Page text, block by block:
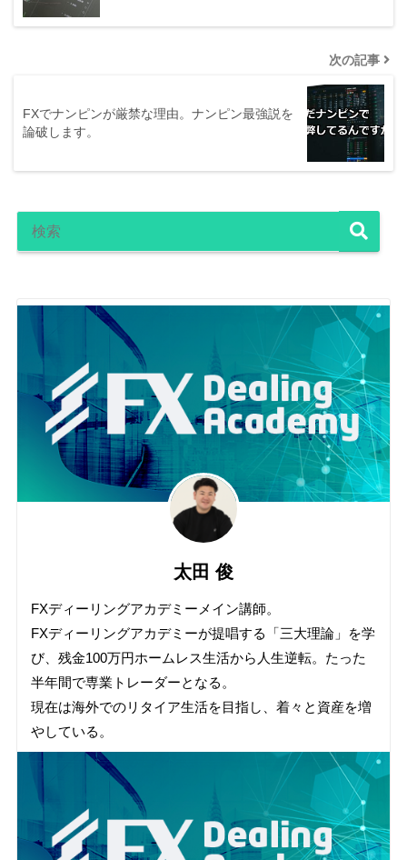
次の記事
FXでナンピンが厳禁な理由。ナンピン最強説を
論破します。
太田 俊
FXディーリングアカデミーメイン講師。
FXディーリングアカデミーが提唱する「三大理論」を学
び、残金100万円ホームレス生活から人生逆転。たった
半年間で専業トレーダーとなる。
現在は海外でのリタイア生活を目指し、着々と資産を増
やしている。